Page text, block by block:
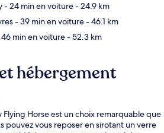
- 24 min en voiture- 24.9 km
- 39 min en voiture- 46.1 km
min en voiture- 52.3 km
hébergement
Flying Horse est un choix remarquable que
pouvez vous reposer en sirotant un verre